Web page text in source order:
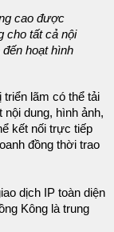
cao được
cho tất cả nội
hoạt hình
lãm có thể tải
nội dung, hình ảnh,
kết nối trực tiếp
đồng thời trao
dịch IP toàn diện
Kông là trung